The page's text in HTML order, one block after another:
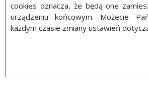
cookies oznacza, że będą one
urządzeniu końcowym. Możecie
każdym czasie zmiany ustawień